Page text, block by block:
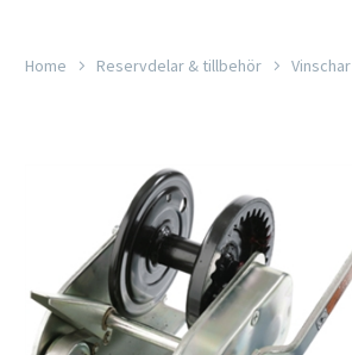
Home Reservdelar & tillbehör Vinschar